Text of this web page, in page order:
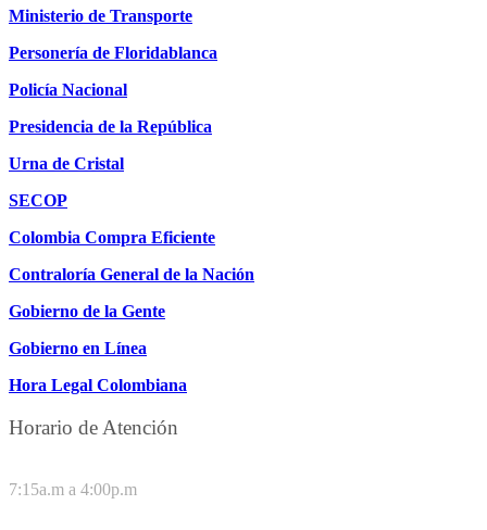
Ministerio de Transporte
Personería de Floridablanca
Policía Nacional
Presidencia de la República
Urna de Cristal
SECOP
Colombia Compra Eficiente
Contraloría General de la Nación
Gobierno de la Gente
Gobierno en Línea
Hora Legal Colombiana
Horario de Atención
7:15a.m a 4:00p.m